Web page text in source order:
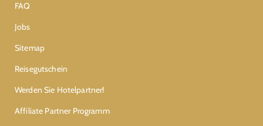
FAQ
Jobs
Sitemap
Reisegutschein
Werden Sie Hotelpartner!
Affiliate Partner Programm